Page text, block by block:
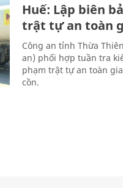
Huế: Lập biên
trật tự an toàn
Công an tỉnh Thừa
an) phối hợp tuần tra
phạm trật tự an toàn
cồn.